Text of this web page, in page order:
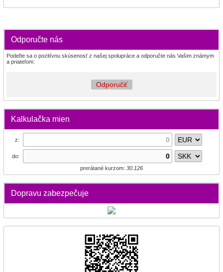
Odporučte nás
Podeľte sa o pozitívnu skúsenosť z našej spolupráce a odporučte nás Vašim známym
a priateľom:
Odporučiť
Kalkulačka mien
z:
do:
prerátané kurzom: 30.126
Dopravu zabezpečuje